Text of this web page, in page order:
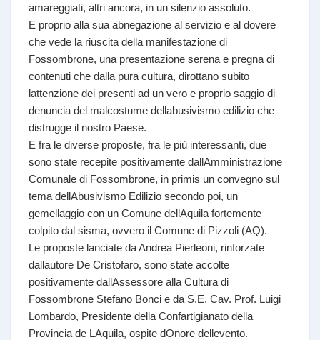
amareggiati, altri ancora, in un silenzio assoluto.
E proprio alla sua abnegazione al servizio e al dovere
che vede la riuscita della manifestazione di
Fossombrone, una presentazione serena e pregna di
contenuti che dalla pura cultura, dirottano subito
lattenzione dei presenti ad un vero e proprio saggio di
denuncia del malcostume dellabusivismo edilizio che
distrugge il nostro Paese.
E fra le diverse proposte, fra le più interessanti, due
sono state recepite positivamente dallAmministrazione
Comunale di Fossombrone, in primis un convegno sul
tema dellAbusivismo Edilizio secondo poi, un
gemellaggio con un Comune dellAquila fortemente
colpito dal sisma, ovvero il Comune di Pizzoli (AQ).
Le proposte lanciate da Andrea Pierleoni, rinforzate
dallautore De Cristofaro, sono state accolte
positivamente dallAssessore alla Cultura di
Fossombrone Stefano Bonci e da S.E. Cav. Prof. Luigi
Lombardo, Presidente della Confartigianato della
Provincia de LAquila, ospite dOnore dellevento.